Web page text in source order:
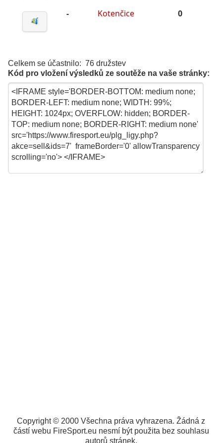
- Kotenčice 0
Celkem se účastnilo: 76 družstev
Kód pro vložení výsledků ze soutěže na vaše stránky:
Copyright © 2000 Všechna práva vyhrazena. Žádná z
částí webu FireSport.eu nesmí být použita bez souhlasu
autorů stránek.